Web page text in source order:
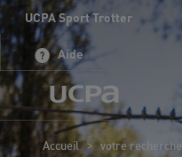
UCPA Sport Trotter
Aide
Accueil > votre recherche